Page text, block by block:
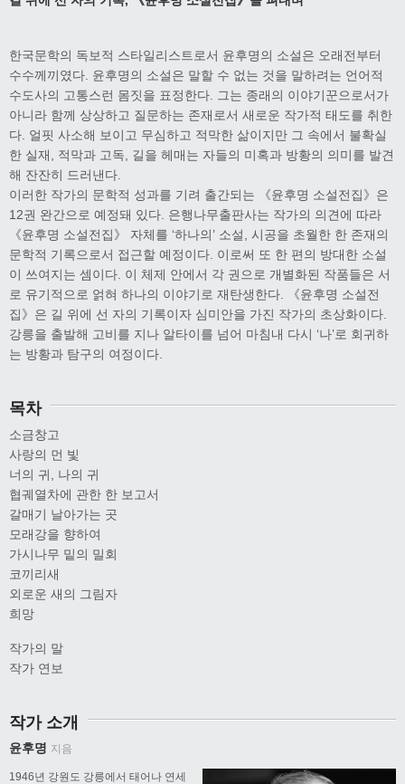
한국문학의 독보적 스타일리스트로서 윤후명의 소설은 오래전부터
수수께끼였다. 윤후명의 소설은 말할 수 없는 것을 말하려는 언어적
수도사의 고통스런 몸짓을 표정한다. 그는 종래의 이야기꾼으로서가
아니라 함께 상상하고 질문하는 존재로서 새로운 작가적 태도를 취한
다. 얼핏 사소해 보이고 무심하고 적막한 삶이지만 그 속에서 불확실
한 실재, 적막과 고독, 길을 헤매는 자들의 미혹과 방황의 의미를 발견
해 잔잔히 드러낸다.
이러한 작가의 문학적 성과를 기려 출간되는 《윤후명 소설전집》은
12권 완간으로 예정돼 있다. 은행나무출판사는 작가의 의견에 따라
《윤후명 소설전집》 자체를 ‘하나의’ 소설, 시공을 초월한 한 존재의
문학적 기록으로서 접근할 예정이다. 이로써 또 한 편의 방대한 소설
이 쓰여지는 셈이다. 이 체제 안에서 각 권으로 개별화된 작품들은 서
로 유기적으로 얽혀 하나의 이야기로 재탄생한다. 《윤후명 소설전
집》은 길 위에 선 자의 기록이자 심미안을 가진 작가의 초상화이다.
강릉을 출발해 고비를 지나 알타이를 넘어 마침내 다시 ‘나’로 회귀하
는 방황과 탐구의 여정이다.
목차
소금창고
사랑의 먼 빛
너의 귀, 나의 귀
협궤열차에 관한 한 보고서
갈매기 날아가는 곳
모래강을 향하여
가시나무 밑의 밀회
코끼리새
외로운 새의 그림자
희망
작가의 말
작가 연보
작가 소개
윤후명 지음
1946년 강원도 강릉에서 태어나 연세